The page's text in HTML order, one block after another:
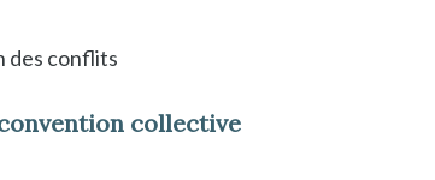
des conflits
collective